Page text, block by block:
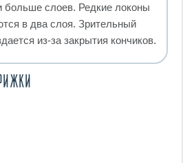
больше слоев. Редкие локоны
в два слоя. Зрительный
из-за закрытия кончиков.